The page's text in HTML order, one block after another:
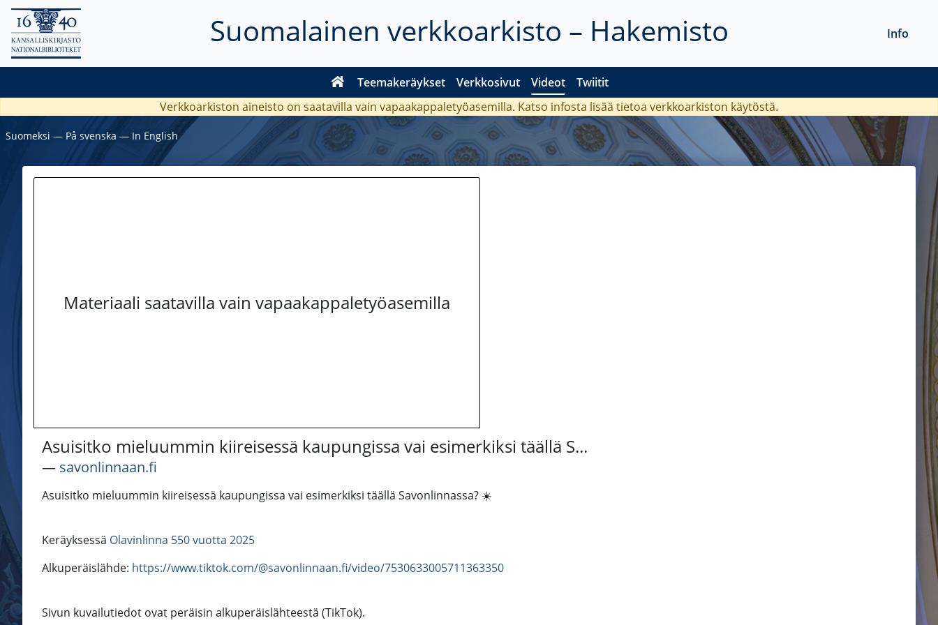
Suomalainen verkkoarkisto – Hakemisto
Teemakeräykset Verkkosivut Videot Twiitit
Info
Verkkoarkiston aineisto on saatavilla vain vapaakappaletyöasemilla. Katso infosta lisää tietoa verkkoarkiston käytöstä.
Suomeksi ― På svenska ― In English
Materiaali saatavilla vain vapaakappaletyöasemilla
Asuisitko mieluummin kiireisessä kaupungissa vai esimerkiksi täällä S...
― savonlinnaan.fi
Asuisitko mieluummin kiireisessä kaupungissa vai esimerkiksi täällä Savonlinnassa? ☀️
Keräyksessä Olavinlinna 550 vuotta 2025
Alkuperäislähde: https://www.tiktok.com/@savonlinnaan.fi/video/7530633005711363350
Sivun kuvailutiedot ovat peräisin alkuperäislähteestä (TikTok).